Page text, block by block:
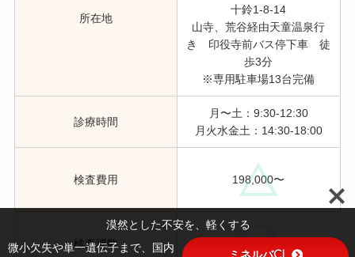
所在地
十鈴1-8-14
山寺、荒谷経由天童温泉行
き 印役寺前バス停下車 徒
歩3分
※専用駐車場13台完備
診療時間
月〜土：9:30-12:30
月火水金土：14:30-18:00
検査費用 198,000〜
検査週数
漠然とした不安を、軽くする
微小欠失や単一遺伝子まで、国内